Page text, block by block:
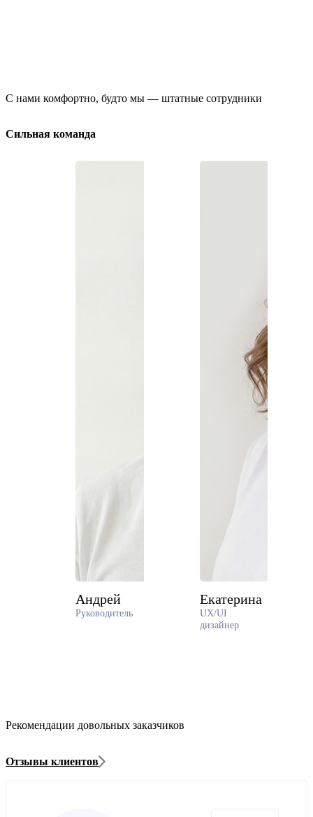
С нами комфортно, будто мы — штатные сотрудники
Сильная команда
Андрей
Руководитель
Екатерина
UX/UI
дизайнер
Рекомендации довольных заказчиков
Отзывы клиентов